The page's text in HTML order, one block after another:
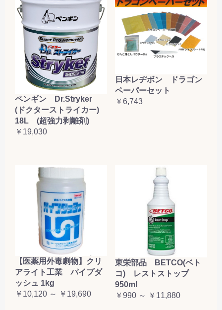
ペンギン Dr.Stryker
(ドクターストライカー)
18L (超強力剥離剤)
￥19,030
日本レヂボン ドラゴン
ペーパーセット
￥6,743
【医薬用外毒劇物】クリ
アライト工業 パイプダ
ッシュ 1kg
￥10,120 ～ ￥19,690
東栄部品 BETCO(ベト
コ) レストストップ
950ml
￥990 ～ ￥11,880